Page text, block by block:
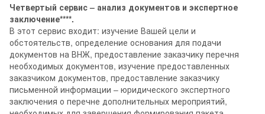
Четвертый сервис – анализ документов и экспертное
заключение****.
В этот сервис входит: изучение Вашей цели и
обстоятельств, определение основания для подачи
документов на ВНЖ, предоставление заказчику перечня
необходимых документов, изучение предоставленных
заказчиком документов, предоставление заказчику
письменной информации – юридического экспертного
заключения о перечне дополнительных мероприятий,